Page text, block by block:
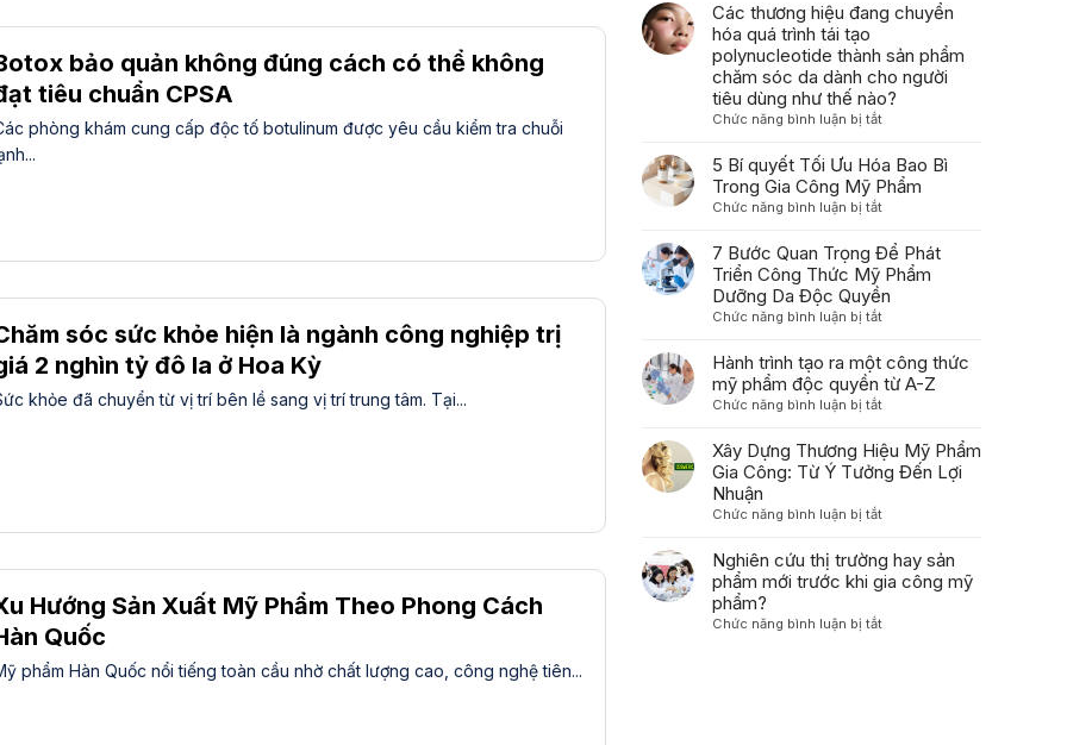
bảo quản không đúng cách có thể không
tiêu chuẩn CPSA
phòng khám cung cấp độc tố botulinum được yêu cầu kiểm tra chuỗi
sóc sức khỏe hiện là ngành công nghiệp trị
2 nghìn tỷ đô la ở Hoa Kỳ
khỏe đã chuyển từ vị trí bên lề sang vị trí trung tâm. Tại...
Hướng Sản Xuất Mỹ Phẩm Theo Phong Cách
Quốc
phẩm Hàn Quốc nổi tiếng toàn cầu nhờ chất lượng cao, công nghệ tiên...
Khi
Công
Mỹ
Phẩm
hướng
phát
triển
của
ngành
gia
công
phẩm
trong
năm
Các thương hiệu đang chuyển
hóa quá trình tái tạo
polynucleotide thành sản phẩm
chăm sóc da dành cho người
tiêu dùng như thế nào?
Chức năng bình luận bị tắtở
thương
hiệu
đang
quá
trình
tái
tạo
thành
sản
phẩm
sóc
da
dành
người
dùng
như
nào?
5 Bí quyết Tối Ưu Hóa Bao Bì
Trong Gia Công Mỹ Phẩm
Chức năng bình luận bị tắtở
Bí
quyết
Tối
Ưu
Hóa
Bì
Trong
Gia
Mỹ
Phẩm
7 Bước Quan Trọng Để Phát
Triển Công Thức Mỹ Phẩm
Dưỡng Da Độc Quyền
Chức năng bình luận bị tắtở
Bước
Quan
Trọng
Triển
Công
Mỹ
Dưỡng
Da
Quyền
Hành trình tạo ra một công thức
mỹ phẩm độc quyền từ A-Z
Chức năng bình luận bị tắtở
trình
tạo
ra
công
mỹ
phẩm
quyền
Xây Dựng Thương Hiệu Mỹ Phẩm
Gia Công: Từ Ý Tưởng Đến Lợi
Nhuận
Chức năng bình luận bị tắtở
Dựng
Thương
Hiệu
Phẩm
Nghiên cứu thị trường hay sản
phẩm mới trước khi gia công mỹ
phẩm?
Chức năng bình luận bị tắtở